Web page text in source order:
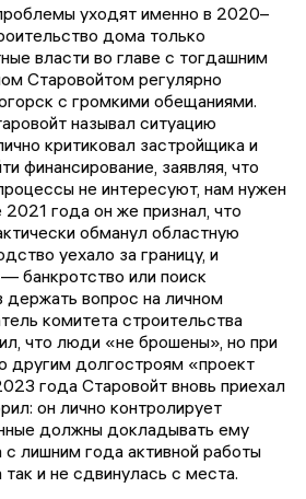
уходят именно в 2020–
дома только
власти во главе с тогдашним
Старовойтом регулярно
с громкими обещаниями.
называл ситуацию
критиковал застройщика и
финансирование, заявляя, что
не интересуют, нам нужен
2021 года он же признал, что
обманул областную
уехало за границу, и
банкротство или поиск
держать вопрос на личном
комитета строительства
что люди «не брошены», но при
другим долгостроям «проект
года Старовойт вновь приехал
он лично контролирует
должны докладывать ему
лишним года активной работы
и не сдвинулась с места.